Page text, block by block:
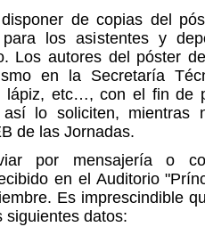
de copias del
los asistentes y
Los autores del póster
en la Secretaría
lápiz, etc…, con el fin de
lo soliciten, mientras
de las Jornadas.
por mensajería o
en el Auditorio
Es imprescindible
siguientes datos: